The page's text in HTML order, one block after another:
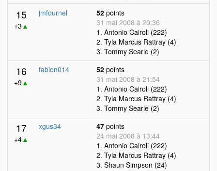
15
+3 ▲
jmfournel 52 points
31 mai 2008 à 20:36
1. Antonio Cairoli (222)
2. Tyla Marcus Rattray (4)
3. Tommy Searle (2)
16
+9▲
fabien014 52 points
31 mai 2008 à 21:54
1. Antonio Cairoli (222)
2. Tyla Marcus Rattray (4)
3. Tommy Searle (2)
17
+4▲
xgus34 47 points
24 mai 2008 à 13:44
1. Antonio Cairoli (222)
2. Tyla Marcus Rattray (4)
3. Shaun Simpson (24)